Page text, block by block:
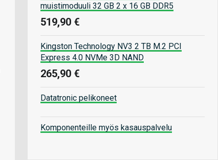
muistimoduuli 32 GB 2 x 16 GB DDR5
519,90 €
Kingston Technology NV3 2 TB M.2 PCI
Express 4.0 NVMe 3D NAND
265,90 €
Datatronic pelikoneet
Komponenteille myös kasauspalvelu